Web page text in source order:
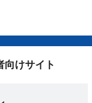
けサイト